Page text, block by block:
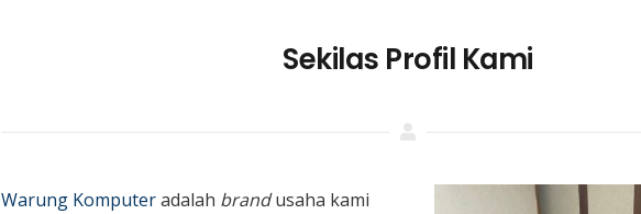
Sekilas Profil Kami
Warung Komputeradalah brandusaha kami